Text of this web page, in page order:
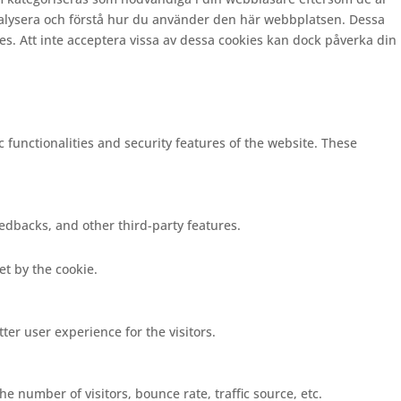
och förstå hur du använder den här webbplatsen. Dessa
Att inte acceptera vissa av dessa cookies kan dock påverka din
and security features of the website. These
and other third-party features.
by the cookie.
user experience for the visitors.
number of visitors, bounce rate, traffic source, etc.